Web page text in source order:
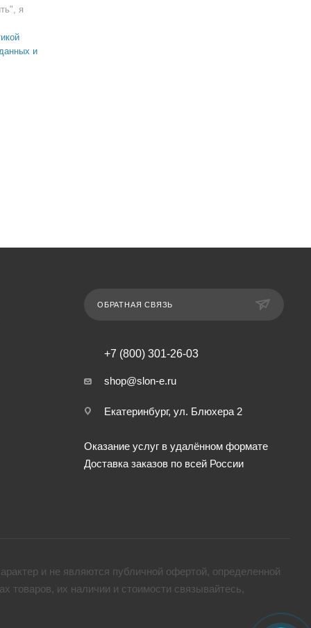
я
и
ОБРАТНАЯ СВЯЗЬ
+7 (800) 301-26-03
shop@slon-e.ru
Екатеринбург, ул. Блюхера 2
Оказание услуг в удалённом формате
Доставка заказов по всей России
и не являются публичной офертой, определенной
товaров, их наличии и стоимости связывайтесь,